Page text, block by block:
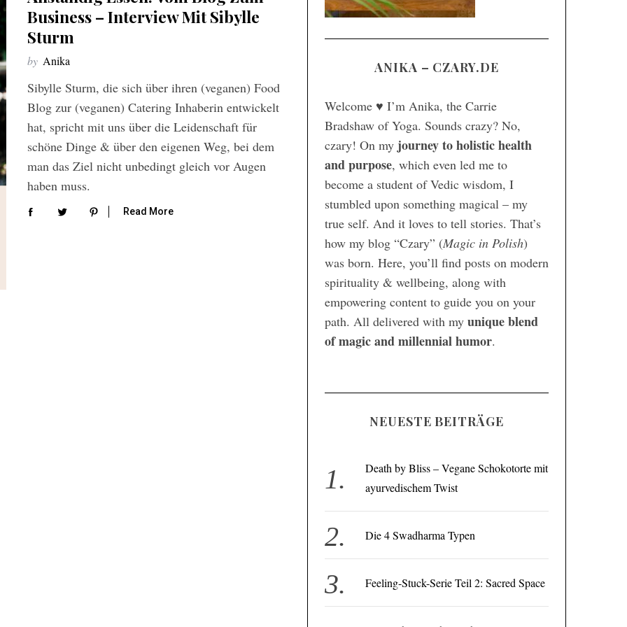
Business – Interview Mit Sibylle
Sturm
by Anika
Sibylle Sturm, die sich über ihren (veganen) Food
Blog zur (veganen) Catering Inhaberin entwickelt
hat, spricht mit uns über die Leidenschaft für
schöne Dinge & über den eigenen Weg, bei dem
man das Ziel nicht unbedingt gleich vor Augen
haben muss.
Read More
ANIKA – CZARY.DE
Welcome ♥ I’m Anika, the Carrie
Bradshaw of Yoga. Sounds crazy? No,
czary! On my journey to holistic health
and purpose, which even led me to
become a student of Vedic wisdom, I
stumbled upon something magical – my
true self. And it loves to tell stories. That’s
how my blog “Czary” (Magic in Polish)
was born. Here, you’ll find posts on modern
spirituality & wellbeing, along with
empowering content to guide you on your
path. All delivered with my unique blend
of magic and millennial humor.
NEUESTE BEITRÄGE
Death by Bliss – Vegane Schokotorte mit
ayurvedischem Twist
Die 4 Swadharma Typen
Feeling-Stuck-Serie Teil 2: Sacred Space